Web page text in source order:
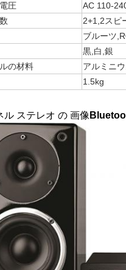
圧
AC 110-
2+1,2スピ
ブルーツ
黒,白,銀
の材料
アルミニ
1.5kg
ル ステレオ の 画像